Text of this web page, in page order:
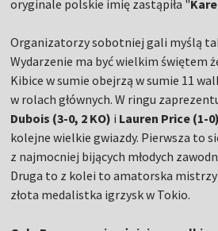
oryginale polskie imię zastąpiła "
Organizatorzy sobotniej gali myślą
Wydarzenie ma być wielkim świętem
Kibice w sumie obejrzą w sumie 11
w rolach głównych. W ringu
Dubois (3-0, 2 KO) i Lauren Price (1-0)
kolejne wielkie gwiazdy. Pierwsza to
z najmocniej bijących młodych
Druga to z kolei to amatorska
złota medalistka igrzysk w Tokio.